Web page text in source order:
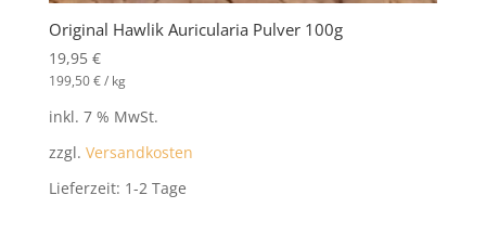
Original Hawlik Auricularia Pulver 100g
19,95 €
199,50€/ kg
inkl. 7 % MwSt.
zzgl. Versandkosten
Lieferzeit: 1-2 Tage